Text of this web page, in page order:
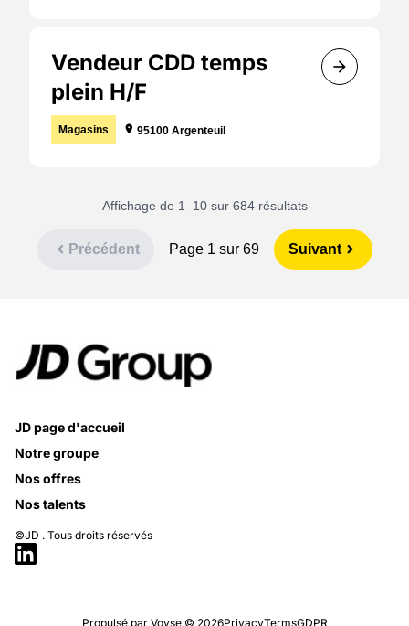
Vendeur CDD temps
plein H/F
Magasins location_on Localisation :
95100 Argenteuil
arrow_forward
Affichage de 1–10 sur 684 résultats
chevron_left Précédent Page 1 sur 69 Suivantchevron_right
JD page d'accueil
Notre groupe
Nos offres
Nos talents
©JD . Tous droits réservés
Propulsé par Voyse© 2026PrivacyTermsGDPR